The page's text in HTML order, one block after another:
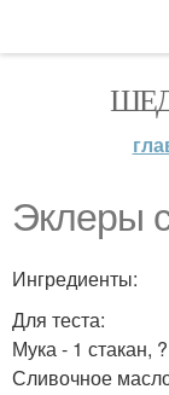
Эклеры
Ингредиенты:
Для теста:
Мука - 1 стакан,
Сливочное